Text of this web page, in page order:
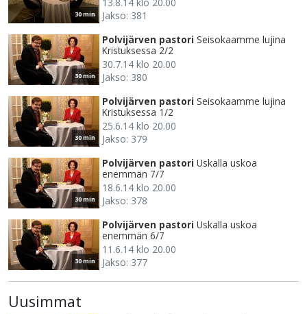
30 min
Jakso: 381
30 min
Polvijärven pastori Seisokaamme lujina
Kristuksessa 2/2
30.7.14 klo 20.00
Jakso: 380
30 min
Polvijärven pastori Seisokaamme lujina
Kristuksessa 1/2
25.6.14 klo 20.00
Jakso: 379
30 min
Polvijärven pastori Uskalla uskoa
enemmän 7/7
18.6.14 klo 20.00
Jakso: 378
30 min
Polvijärven pastori Uskalla uskoa
enemmän 6/7
11.6.14 klo 20.00
Jakso: 377
Uusimmat